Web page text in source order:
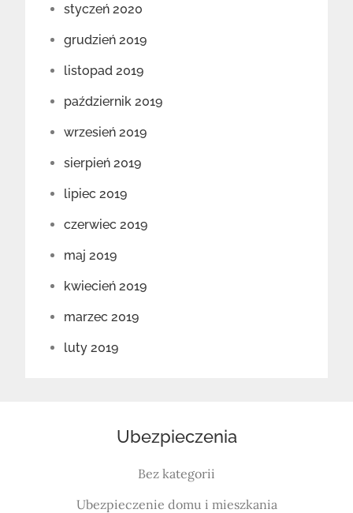
styczeń 2020
grudzień 2019
listopad 2019
październik 2019
wrzesień 2019
sierpień 2019
lipiec 2019
czerwiec 2019
maj 2019
kwiecień 2019
marzec 2019
luty 2019
Ubezpieczenia
Bez kategorii
Ubezpieczenie domu i mieszkania